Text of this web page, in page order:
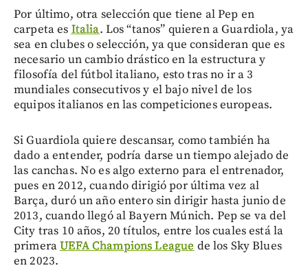
Por último, otra selección que tiene al Pep en
carpeta es Italia. Los “tanos” quieren a Guardiola, ya
sea en clubes o selección, ya que consideran que es
necesario un cambio drástico en la estructura y
filosofía del fútbol italiano, esto tras no ir a 3
mundiales consecutivos y el bajo nivel de los
equipos italianos en las competiciones europeas.
Si Guardiola quiere descansar, como también ha
dado a entender, podría darse un tiempo alejado de
las canchas. No es algo externo para el entrenador,
pues en 2012, cuando dirigió por última vez al
Barça, duró un año entero sin dirigir hasta junio de
2013, cuando llegó al Bayern Múnich. Pep se va del
City tras 10 años, 20 títulos, entre los cuales está la
primeraUEFA Champions League de los Sky Blues
en 2023.